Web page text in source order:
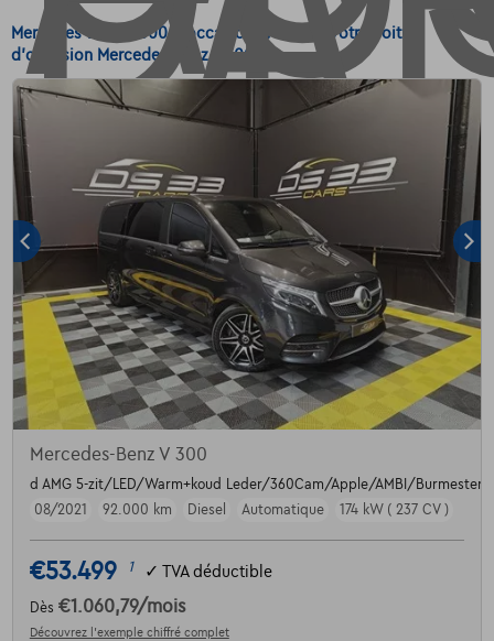
Mercedes-Benz V 300 d'occasion - Achetez votre voiture
d'occasion Mercedes-Benz V 300
Mercedes-Benz V 300
d AMG 5-zit/LED/Warm+koud Leder/360Cam/Apple/AMBI/Burmester/
08/2021
92.000 km Diesel Automatique 174 kW ( 237 CV )
€53.499 1 ✓ TVA déductible
Dès €1.060,79/mois
Découvrez l’exemple chiffré complet